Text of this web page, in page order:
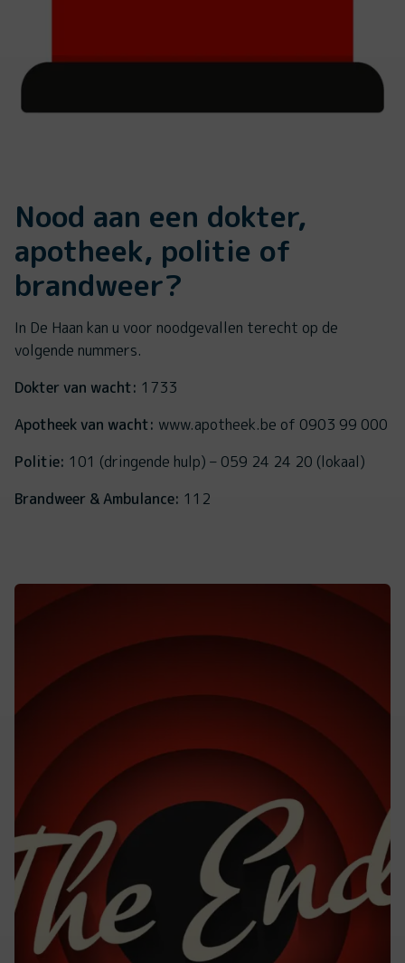
Nood aan een dokter,
apotheek, politie of
brandweer?
In De Haan kan u voor noodgevallen terecht op de
volgende nummers.
Dokter van wacht: 1733
Apotheek van wacht: www.apotheek.be of 0903 99 000
Politie: 101 (dringende hulp) – 059 24 24 20 (lokaal)
Brandweer & Ambulance: 112